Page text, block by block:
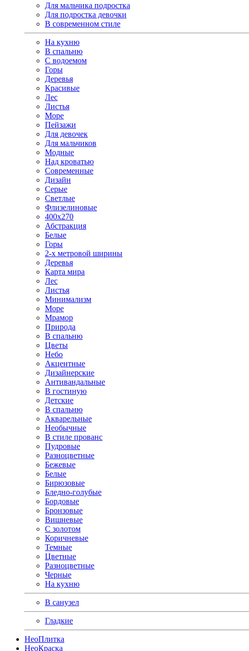
Для мальчика подростка
Для подростка девочки
В современном стиле
На кухню
В спальню
С водоемом
Горы
Деревья
Красивые
Лес
Листья
Море
Пейзажи
Для девочек
Для мальчиков
Модные
Над кроватью
Современные
Дизайн
Серые
Светлые
Флизелиновые
400х270
Абстракция
Белые
Горы
2-х метровой ширины
Деревья
Карта мира
Лес
Листья
Минимализм
Море
Мрамор
Природа
В спальню
Цветы
Небо
Акцентные
Дизайнерские
Антивандальные
В гостиную
Детские
В спальню
Акварельные
Необычные
В стиле прованс
Пудровые
Разноцветные
Бежевые
Белые
Бирюзовые
Бледно-голубые
Бордовые
Бронзовые
Вишневые
С золотом
Коричневые
Темные
Цветные
Разноцветные
Черные
На кухню
В санузел
Гладкие
НеоПлитка
НеоКраска